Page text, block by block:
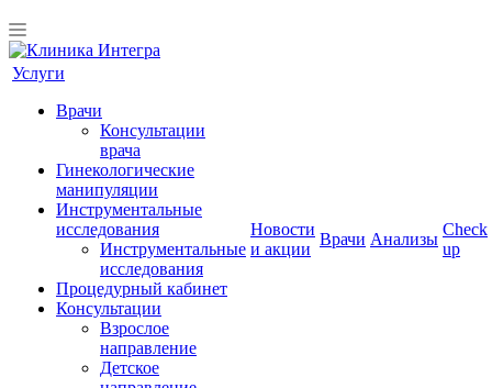
Услуги
Врачи
Консультации
врача
Гинекологические
манипуляции
Инструментальные
исследования
Инструментальные
исследования
Процедурный кабинет
Консультации
Взрослое
направление
Детское
Новости
и акции
Врачи Анализы
Check
up